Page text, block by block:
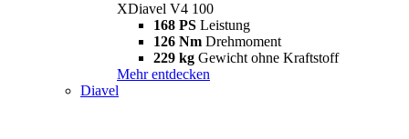
XDiavel V4 100
168 PS Leistung
126 Nm Drehmoment
229 kg Gewicht ohne Kraftstoff
Mehr entdecken
Diavel